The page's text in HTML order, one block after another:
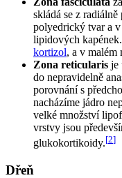
skládá se z
polyedrický tvar a
lipidových
kortizol, a v malém
Zona reticularis je
do nepravidelně
porovnání s
nacházíme jádro
velké množství
vrstvy jsou
glukokortikoidy.[2]
Dřeň